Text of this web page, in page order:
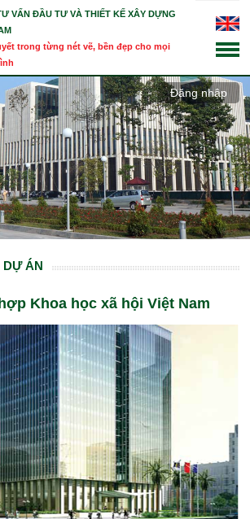
VẤN ĐẦU TƯ VÀ THIẾT KẾ XÂY DỰNG
trong từng nét vẽ, bền đẹp cho mọi
Đăng nhập
DỰ ÁN
Khoa học xã hội Việt Nam